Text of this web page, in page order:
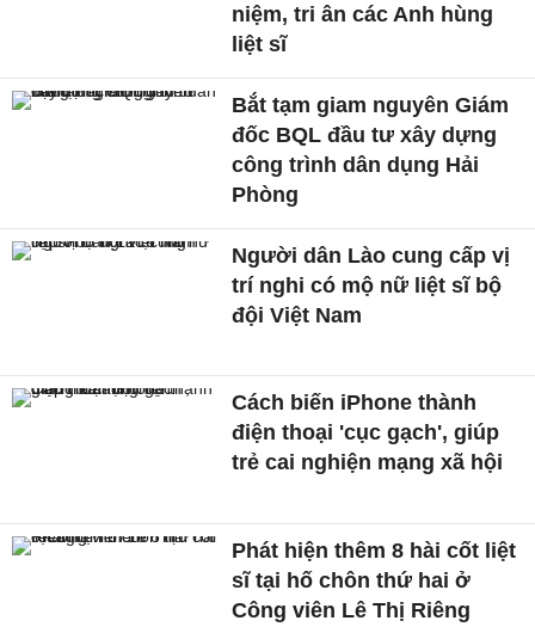
niệm, tri ân các Anh hùng
liệt sĩ
Bắt tạm giam nguyên Giám
đốc BQL đầu tư xây dựng
công trình dân dụng Hải
Phòng
Người dân Lào cung cấp vị
trí nghi có mộ nữ liệt sĩ bộ
đội Việt Nam
Cách biến iPhone thành
điện thoại 'cục gạch', giúp
trẻ cai nghiện mạng xã hội
Phát hiện thêm 8 hài cốt liệt
sĩ tại hố chôn thứ hai ở
Công viên Lê Thị Riêng